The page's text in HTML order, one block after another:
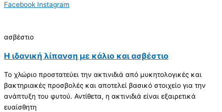
Facebook Instagram
ασβέστιο
Η ιδανική λίπανση με κάλιο και ασβέστιο
Το χλώριο προστατεύει την ακτινιδιά από μυκητολογικές και
βακτηριακές προσβολές και αποτελεί βασικό στοιχείο για την
ανάπτυξη του φυτού. Αντίθετα, η ακτινιδιά είναι εξαιρετικά
ευαίσθητη